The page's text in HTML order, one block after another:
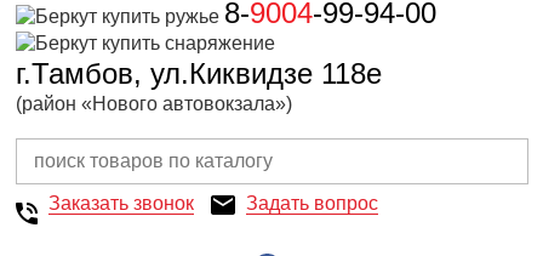
8-9004-99-94-00
г.Тамбов, ул.Киквидзе 118е
(район «Нового автовокзала»)
Заказать звонок Задать вопрос